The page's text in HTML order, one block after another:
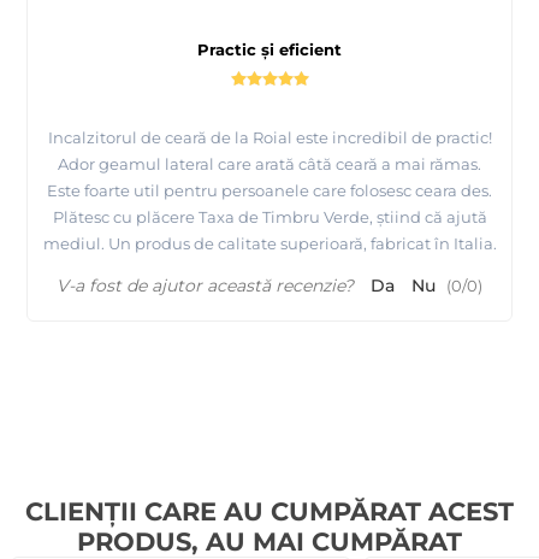
Practic și eficient
Incalzitorul de ceară de la Roial este incredibil de practic!
Ador geamul lateral care arată câtă ceară a mai rămas.
Este foarte util pentru persoanele care folosesc ceara des.
Plătesc cu plăcere Taxa de Timbru Verde, știind că ajută
mediul. Un produs de calitate superioară, fabricat în Italia.
V-a fost de ajutor această recenzie? Da Nu (0/0)
CLIENȚII CARE AU CUMPĂRAT ACEST
PRODUS, AU MAI CUMPĂRAT